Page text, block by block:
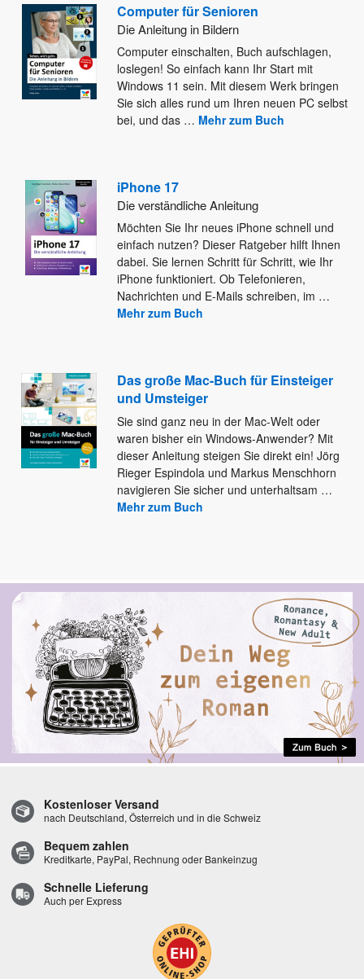
Computer für Senioren
Die Anleitung in Bildern
Computer einschalten, Buch aufschlagen,
loslegen! So einfach kann Ihr Start mit
Windows 11 sein. Mit diesem Werk bringen
Sie sich alles rund um Ihren neuen PC selbst
bei, und das … Mehr zum Buch
iPhone 17
Die verständliche Anleitung
Möchten Sie Ihr neues iPhone schnell und
einfach nutzen? Dieser Ratgeber hilft Ihnen
dabei. Sie lernen Schritt für Schritt, wie Ihr
iPhone funktioniert. Ob Telefonieren,
Nachrichten und E-Mails schreiben, im …
Mehr zum Buch
Das große Mac-Buch für Einsteiger
und Umsteiger
Sie sind ganz neu in der Mac-Welt oder
waren bisher ein Windows-Anwender? Mit
dieser Anleitung steigen Sie direkt ein! Jörg
Rieger Espindola und Markus Menschhorn
navigieren Sie sicher und unterhaltsam …
Mehr zum Buch
Kostenloser Versand
nach Deutschland, Österreich und in die Schweiz
Bequem zahlen
Kreditkarte, PayPal, Rechnung oder Bankeinzug
Schnelle Lieferung
Auch per Express